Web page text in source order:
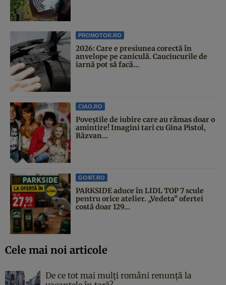
PROMOTOR.RO
2026: Care e presiunea corectă în
anvelope pe caniculă. Cauciucurile de
iarnă pot să facă...
CIAO.RO
Poveştile de iubire care au rămas doar o
amintire! Imagini tari cu Gina Pistol,
Răzvan...
GO4IT.RO
PARKSIDE aduce în LIDL TOP 7 scule
pentru orice atelier. „Vedeta” ofertei
costă doar 129...
Cele mai noi articole
De ce tot mai mulți români renunță la